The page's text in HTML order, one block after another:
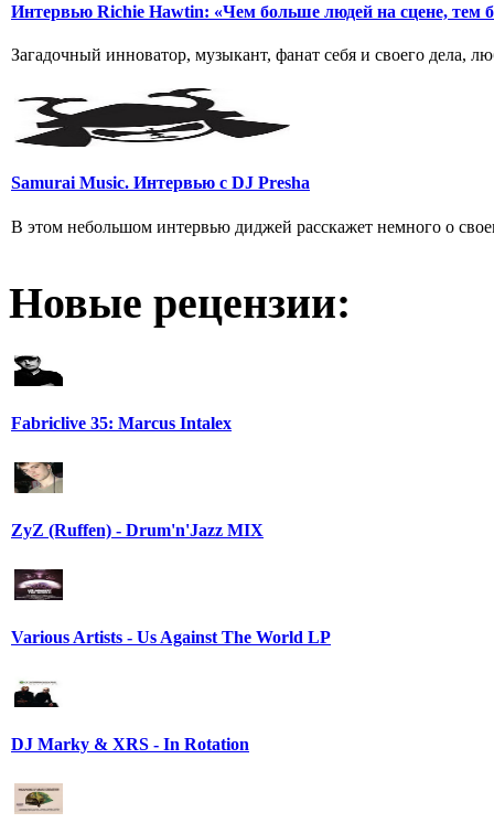
Интервью Richie Hawtin: «Чем больше людей на сцене, тем
Загадочный инноватор, музыкант, фанат себя и своего дела,
Samurai Music. Интервью с DJ Presha
В этом небольшом интервью диджей расскажет немного о
Новые рецензии:
Fabriclive 35: Marcus Intalex
ZyZ (Ruffen) - Drum'n'Jazz MIX
Various Artists - Us Against The World LP
DJ Marky & XRS - In Rotation